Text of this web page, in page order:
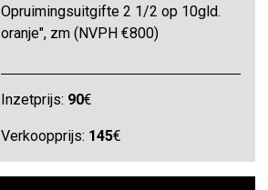
Opruimingsuitgifte 2 1/2 op 10gld.
oranje", zm (NVPH €800)
Inzetprijs: 90€
Verkoopprijs: 145€